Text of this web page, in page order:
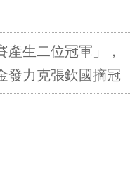
生二位冠軍」，
發力克張欽國摘冠